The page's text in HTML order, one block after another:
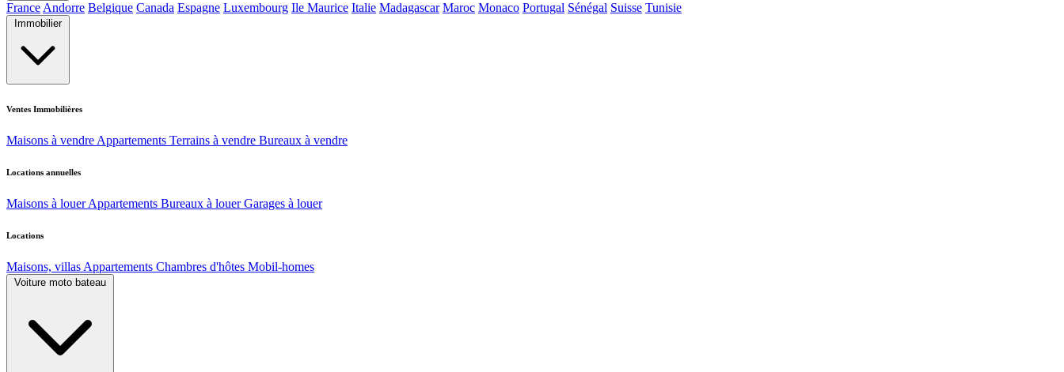
France Andorre Belgique Canada Espagne Luxembourg Ile Maurice Italie Madagascar Maroc Monaco Portugal Sénégal Suisse Tunisie
Immobilier
Ventes Immobilières
Maisons à vendre Appartements Terrains à vendre Bureaux à vendre
Locations annuelles
Maisons à louer Appartements Bureaux à louer Garages à louer
Locations
Maisons, villas Appartements Chambres d'hôtes Mobil-homes
Voiture moto bateau